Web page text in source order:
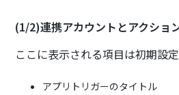
(1/2)連携アカウントとアクショ
ここに表示される項目は初期設定
アプリトリガーのタイトル